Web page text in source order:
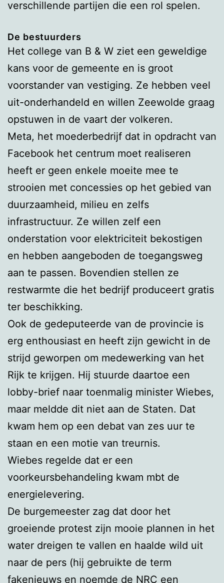
verschillende partijen die een rol spelen.
De bestuurders
Het college van B & W ziet een geweldige
kans voor de gemeente en is groot
voorstander van vestiging. Ze hebben veel
uit-onderhandeld en willen Zeewolde graag
opstuwen in de vaart der volkeren.
Meta, het moederbedrijf dat in opdracht van
Facebook het centrum moet realiseren
heeft er geen enkele moeite mee te
strooien met concessies op het gebied van
duurzaamheid, milieu en zelfs
infrastructuur. Ze willen zelf een
onderstation voor elektriciteit bekostigen
en hebben aangeboden de toegangsweg
aan te passen. Bovendien stellen ze
restwarmte die het bedrijf produceert gratis
ter beschikking.
Ook de gedeputeerde van de provincie is
erg enthousiast en heeft zijn gewicht in de
strijd geworpen om medewerking van het
Rijk te krijgen. Hij stuurde daartoe een
lobby-brief naar toenmalig minister Wiebes,
maar meldde dit niet aan de Staten. Dat
kwam hem op een debat van zes uur te
staan en een motie van treurnis.
Wiebes regelde dat er een
voorkeursbehandeling kwam mbt de
energielevering.
De burgemeester zag dat door het
groeiende protest zijn mooie plannen in het
water dreigen te vallen en haalde wild uit
naar de pers (hij gebruikte de term
fakenieuws en noemde de NRC een